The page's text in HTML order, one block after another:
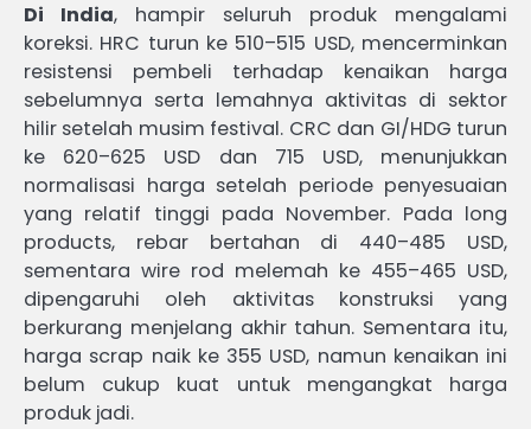
Di India, hampir seluruh produk mengalami
koreksi. HRC turun ke 510–515 USD, mencerminkan
resistensi pembeli terhadap kenaikan harga
sebelumnya serta lemahnya aktivitas di sektor
hilir setelah musim festival. CRC dan GI/HDG turun
ke 620–625 USD dan 715 USD, menunjukkan
normalisasi harga setelah periode penyesuaian
yang relatif tinggi pada November. Pada long
products, rebar bertahan di 440–485 USD,
sementara wire rod melemah ke 455–465 USD,
dipengaruhi oleh aktivitas konstruksi yang
berkurang menjelang akhir tahun. Sementara itu,
harga scrap naik ke 355 USD, namun kenaikan ini
belum cukup kuat untuk mengangkat harga
produk jadi.